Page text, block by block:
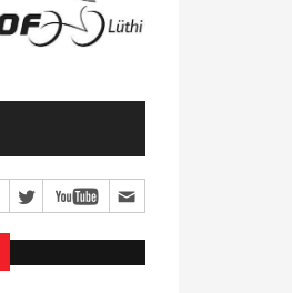
Classement - Men's & Women's Night Crit #1